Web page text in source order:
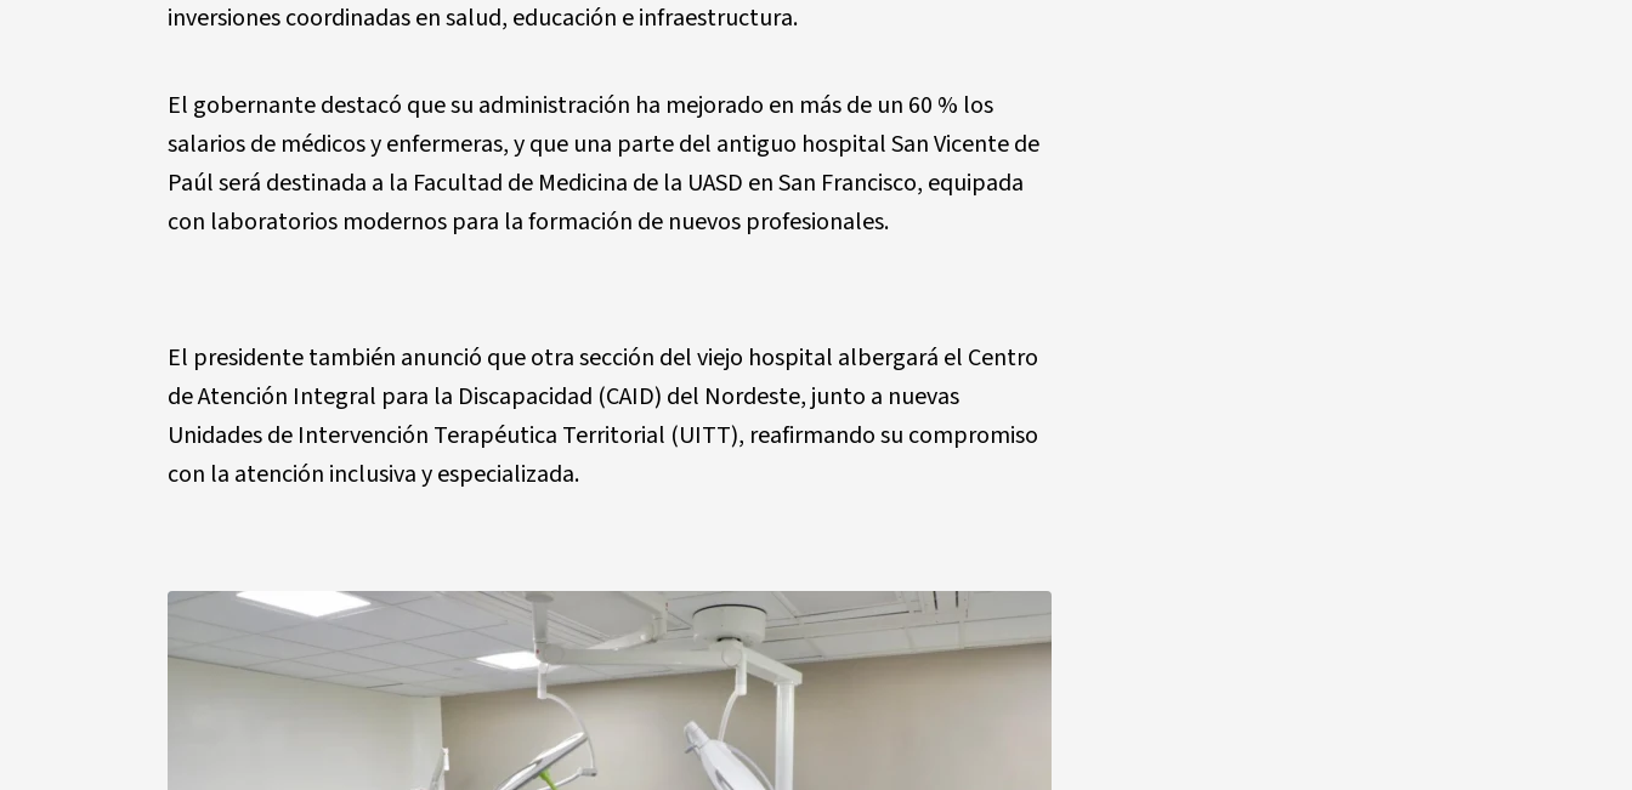
inversiones coordinadas en salud, educación e infraestructura.
El gobernante destacó que su administración ha mejorado en más de un 60 % los
salarios de médicos y enfermeras, y que una parte del antiguo hospital San Vicente de
Paúl será destinada a la Facultad de Medicina de la UASD en San Francisco, equipada
con laboratorios modernos para la formación de nuevos profesionales.
El presidente también anunció que otra sección del viejo hospital albergará el Centro
de Atención Integral para la Discapacidad (CAID) del Nordeste, junto a nuevas
Unidades de Intervención Terapéutica Territorial (UITT), reafirmando su compromiso
con la atención inclusiva y especializada.